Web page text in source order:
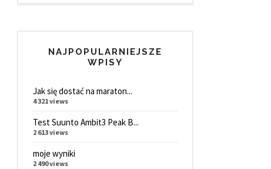
NAJPOPULARNIEJSZE
WPISY
Jak się dostać na maraton...
4 321 views
Test Suunto Ambit3 Peak B...
2 613 views
moje wyniki
2 490 views